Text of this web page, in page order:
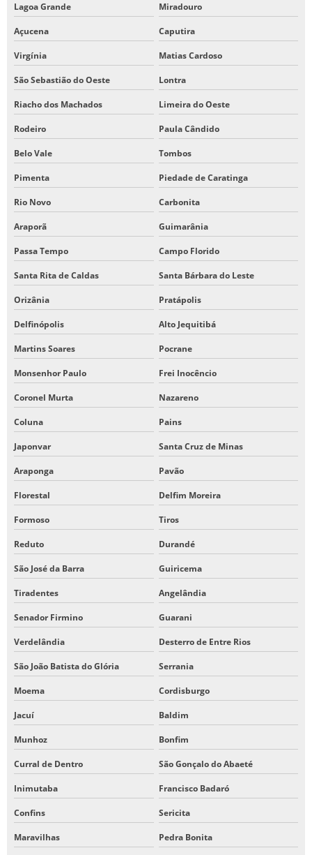
Lagoa Grande Miradouro
Açucena Caputira
Virgínia Matias Cardoso
São Sebastião do Oeste Lontra
Riacho dos Machados Limeira do Oeste
Rodeiro Paula Cândido
Belo Vale Tombos
Pimenta Piedade de Caratinga
Rio Novo Carbonita
Araporã Guimarânia
Passa Tempo Campo Florido
Santa Rita de Caldas Santa Bárbara do Leste
Orizânia Pratápolis
Delfinópolis Alto Jequitibá
Martins Soares Pocrane
Monsenhor Paulo Frei Inocêncio
Coronel Murta Nazareno
Coluna Pains
Japonvar Santa Cruz de Minas
Araponga Pavão
Florestal Delfim Moreira
Formoso Tiros
Reduto Durandé
São José da Barra Guiricema
Tiradentes Angelândia
Senador Firmino Guarani
Verdelândia Desterro de Entre Rios
São João Batista do Glória Serrania
Moema Cordisburgo
Jacuí Baldim
Munhoz Bonfim
Curral de Dentro São Gonçalo do Abaeté
Inimutaba Francisco Badaró
Confins Sericita
Maravilhas Pedra Bonita